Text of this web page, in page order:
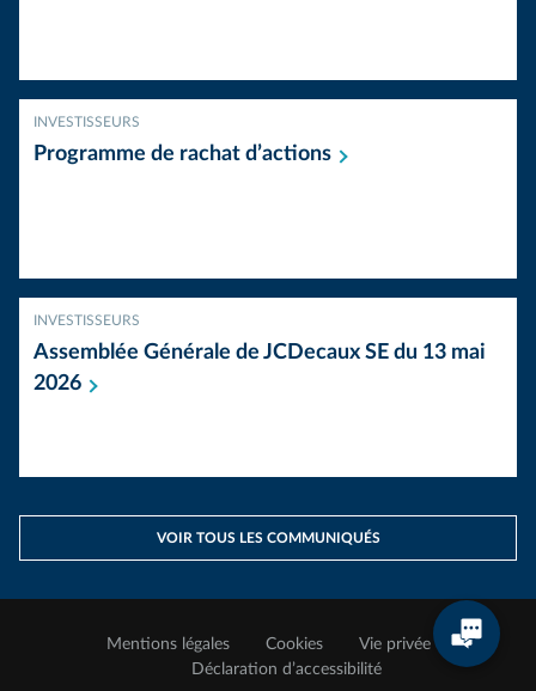
INVESTISSEURS
Programme de rachat d’actions
INVESTISSEURS
Assemblée Générale de JCDecaux SE du 13 mai
2026
VOIR TOUS LES COMMUNIQUÉS
Mentions légales Cookies
Vie privée
Déclaration d’accessibilité